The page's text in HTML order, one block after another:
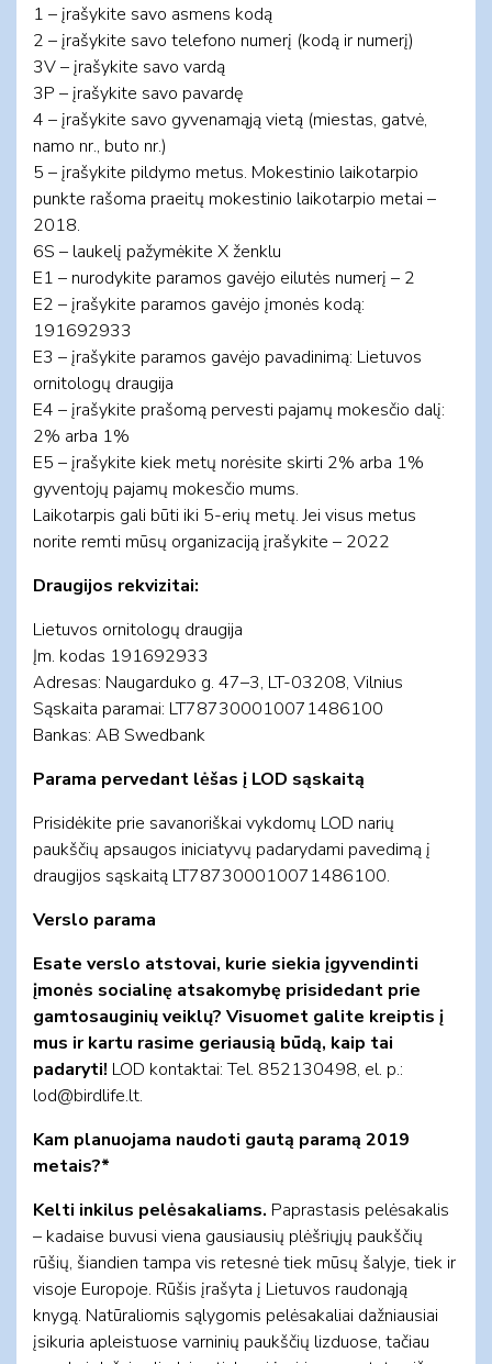
1 – įrašykite savo asmens kodą
2 – įrašykite savo telefono numerį (kodą ir numerį)
3V – įrašykite savo vardą
3P – įrašykite savo pavardę
4 – įrašykite savo gyvenamąją vietą (miestas, gatvė,
namo nr., buto nr.)
5 – įrašykite pildymo metus. Mokestinio laikotarpio
punkte rašoma praeitų mokestinio laikotarpio metai –
2018.
6S – laukelį pažymėkite X ženklu
E1 – nurodykite paramos gavėjo eilutės numerį – 2
E2 – įrašykite paramos gavėjo įmonės kodą:
191692933
E3 – įrašykite paramos gavėjo pavadinimą: Lietuvos
ornitologų draugija
E4 – įrašykite prašomą pervesti pajamų mokesčio dalį:
2% arba 1%
E5 – įrašykite kiek metų norėsite skirti 2% arba 1%
gyventojų pajamų mokesčio mums.
Laikotarpis gali būti iki 5-erių metų. Jei visus metus
norite remti mūsų organizaciją įrašykite – 2022
Draugijos rekvizitai:
Lietuvos ornitologų draugija
Įm. kodas 191692933
Adresas: Naugarduko g. 47–3, LT-03208, Vilnius
Sąskaita paramai: LT787300010071486100
Bankas: AB Swedbank
Parama pervedant lėšas į LOD sąskaitą
Prisidėkite prie savanoriškai vykdomų LOD narių
paukščių apsaugos iniciatyvų padarydami pavedimą į
draugijos sąskaitą LT787300010071486100.
Verslo parama
Esate verslo atstovai, kurie siekia įgyvendinti
įmonės socialinę atsakomybę prisidedant prie
gamtosauginių veiklų? Visuomet galite kreiptis į
mus ir kartu rasime geriausią būdą, kaip tai
padaryti! LOD kontaktai: Tel. 852130498, el. p.:
lod@birdlife.lt.
Kam planuojama naudoti gautą paramą 2019
metais?*
Kelti inkilus pelėsakaliams. Paprastasis pelėsakalis
– kadaise buvusi viena gausiausių plėšriųjų paukščių
rūšių, šiandien tampa vis retesnė tiek mūsų šalyje, tiek ir
visoje Europoje. Rūšis įrašyta į Lietuvos raudonąją
knygą. Natūraliomis sąlygomis pelėsakaliai dažniausiai
įsikuria apleistuose varninių paukščių lizduose, tačiau